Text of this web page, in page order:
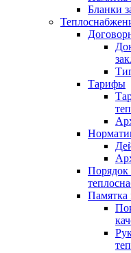
Бланки
Тарифы
Порядок
Памятка